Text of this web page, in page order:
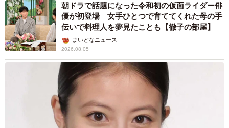
朝ドラで話題になった令和初の仮面ライダー俳
優が初登場 女手ひとつで育ててくれた母の手
伝いで料理人を夢見たことも【徹子の部屋】
まいどなニュース
2026.08.05